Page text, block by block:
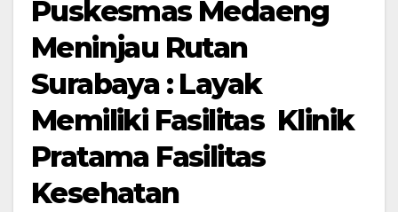
Puskesmas Medaeng
Meninjau Rutan
Surabaya : Layak
Memiliki Fasilitas Klinik
Pratama Fasilitas
Kesehatan